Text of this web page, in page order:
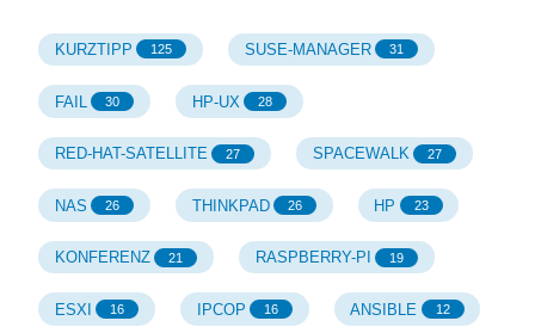
KURZTIPP 125 SUSE-MANAGER 31
FAIL 30 HP-UX 28
RED-HAT-SATELLITE 27 SPACEWALK 27
NAS 26 THINKPAD 26 HP 23
KONFERENZ 21 RASPBERRY-PI 19
ESXI 16 IPCOP 16 ANSIBLE 12